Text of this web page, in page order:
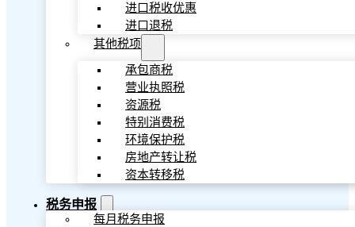
进口税收优惠
进口退税
其他税项
承包商税
营业执照税
资源税
特别消费税
环境保护税
房地产转让税
资本转移税
税务申报
每月税务申报